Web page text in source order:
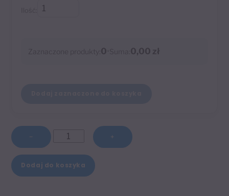
0 0,00 zł
−
ilość
pojedynczy
10
+
Dodaj do koszyka